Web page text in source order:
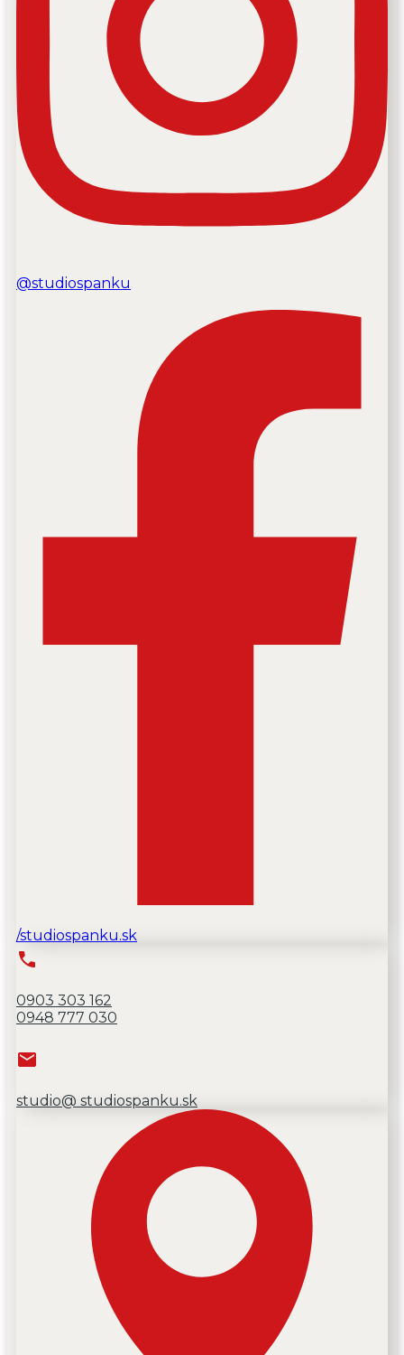
@studiospanku
/studiospanku.sk
0903 303 162
0948 777 030
studio@ studiospanku.sk